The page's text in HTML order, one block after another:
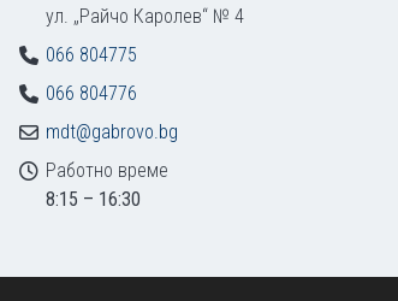
ул. „Райчо Каролев“ № 4
066 804775
066 804776
mdt@gabrovo.bg
Работно време
8:15 – 16:30